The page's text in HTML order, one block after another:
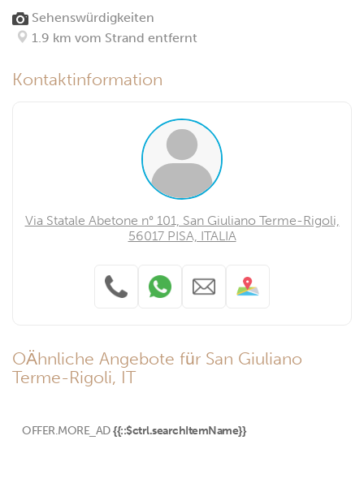
Sehenswürdigkeiten
1.9 km vom Strand entfernt
Kontaktinformation
Via Statale Abetone n° 101, San Giuliano Terme-Rigoli,
56017 PISA, ITALIA
OÄhnliche Angebote für San Giuliano
Terme-Rigoli, IT
OFFER.MORE_AD {{::$ctrl.searchItemName}}